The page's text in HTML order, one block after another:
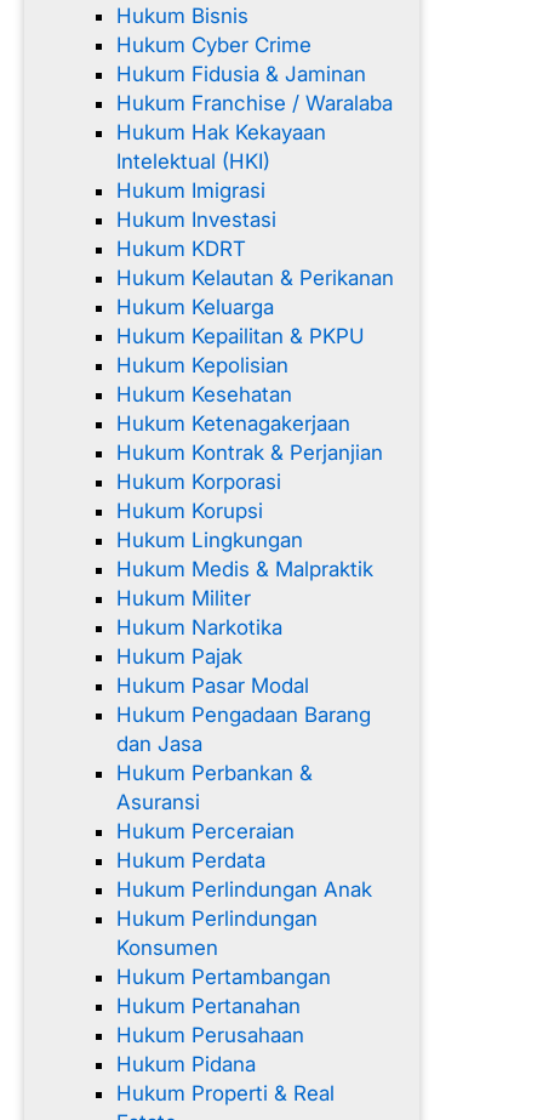
Hukum Bisnis
Hukum Cyber Crime
Hukum Fidusia & Jaminan
Hukum Franchise / Waralaba
Hukum Hak Kekayaan
Intelektual (HKI)
Hukum Imigrasi
Hukum Investasi
Hukum KDRT
Hukum Kelautan & Perikanan
Hukum Keluarga
Hukum Kepailitan & PKPU
Hukum Kepolisian
Hukum Kesehatan
Hukum Ketenagakerjaan
Hukum Kontrak & Perjanjian
Hukum Korporasi
Hukum Korupsi
Hukum Lingkungan
Hukum Medis & Malpraktik
Hukum Militer
Hukum Narkotika
Hukum Pajak
Hukum Pasar Modal
Hukum Pengadaan Barang
dan Jasa
Hukum Perbankan &
Asuransi
Hukum Perceraian
Hukum Perdata
Hukum Perlindungan Anak
Hukum Perlindungan
Konsumen
Hukum Pertambangan
Hukum Pertanahan
Hukum Perusahaan
Hukum Pidana
Hukum Properti & Real